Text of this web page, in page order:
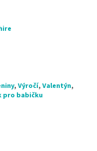
,Výročí,Valentýn,
pro babičku